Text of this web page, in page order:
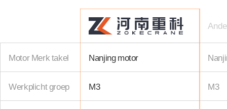
Motor Merk takel Nanjing motor
Werkplicht groep M3 M3